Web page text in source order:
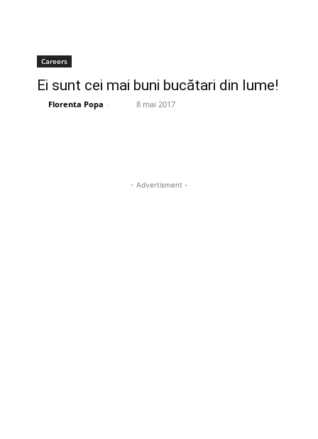
Careers
Ei sunt cei mai buni bucătari din lume!
Florenta Popa - 8 mai 2017
- Advertisment -